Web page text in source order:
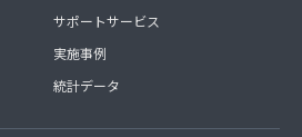
サポートサービス
実施事例
統計データ